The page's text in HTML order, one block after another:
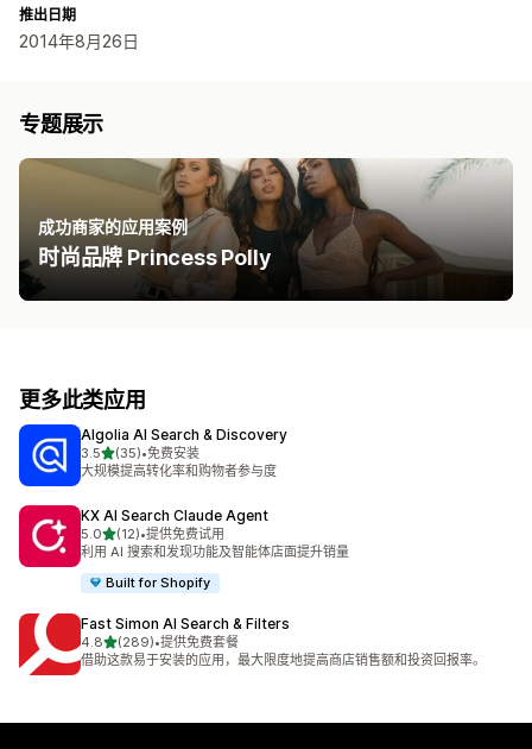
推出日期
2014年8月26日
专题展示
成功商家的应用案例
时尚品牌 Princess Polly
更多此类应用
Algolia AI Search & Discovery
3.5星（满分 5 星）
(35)
总共 35 条评论
•免费安装
大规模提高转化率和购物者参与度
KX AI Search Claude Agent
5.0星（满分 5 星）
(12)
总共 12 条评论
•提供免费试用
利用 AI 搜索和发现功能及智能体店面提升销量
Built for Shopify
Fast Simon AI Search & Filters
4.8星（满分 5 星）
(289)
总共 289 条评论
•提供免费套餐
借助这款易于安装的应用，最大限度地提高商店销售额和投资回报率。